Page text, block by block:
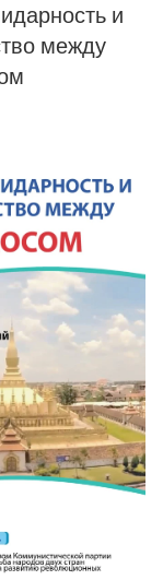
и
между